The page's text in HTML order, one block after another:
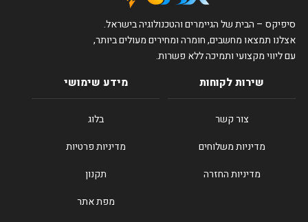
סיפיקס – הבית של הגיימרים והטכנולוגיה בישראל.
אצלנו תמצאו מחשבים, חומרה ומחירים מעולים ביותר,
עם ליווי מקצועי ותמיכה ללא פשרות.
שירות לקוחות
צור קשר
מדיניות משלוחים
מדיניות החזרה
מידע שימושי
בלוג
מדיניות פרטיות
תקנון
מפת אתר